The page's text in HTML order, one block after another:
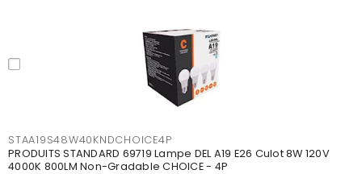
STAA19S48W40KNDCHOICE4P
PRODUITS STANDARD 69719 Lampe DEL A19 E26 Culot 8W 120V
4000K 800LM Non-Gradable CHOICE - 4P